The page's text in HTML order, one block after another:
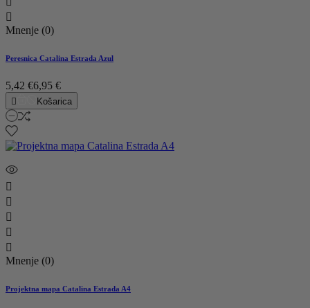

Mnenje (0)
Peresnica Catalina Estrada Azul
5,42 €6,95 €
 Košarica





Mnenje (0)
Projektna mapa Catalina Estrada A4